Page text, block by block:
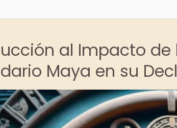
al Impacto de
Maya en su